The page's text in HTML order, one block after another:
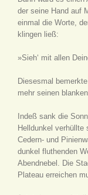
der seine Hand auf
einmal die Worte,
klingen ließ:
»Sieh‘ mit allen
Diesesmal
mehr seinen
Indeß sank die
Helldunkel
Cedern- und
dunkel fluthenden
Abendnebel. Die
Plateau erreichen